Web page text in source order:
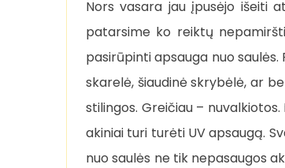
Nors vasara jau įpusėjo išeiti
patarsime ko reiktų
pasirūpinti apsauga nuo
skarelė, šiaudinė skrybėlė, ar
stilingos. Greičiau –
akiniai turi turėti UV apsaugą.
nuo saulės ne tik nepasaugos